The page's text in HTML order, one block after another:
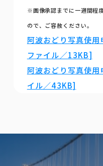
※画像承認までに一週間程
ので、ご容赦ください。
阿波おどり写真使
ファイル／13KB]
阿波おどり写真使用
イル／43KB]